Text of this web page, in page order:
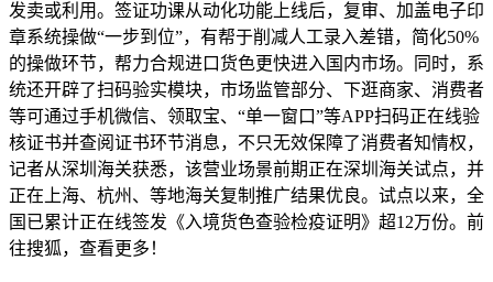
发卖或利用。签证功课从动化功能上线后，复审、加盖电子印
章系统操做“一步到位”，有帮于削减人工录入差错，简化50%
的操做环节，帮力合规进口货色更快进入国内市场。同时，系
统还开辟了扫码验实模块，市场监管部分、下逛商家、消费者
等可通过手机微信、领取宝、“单一窗口”等APP扫码正在线验
核证书并查阅证书环节消息，不只无效保障了消费者知情权，
记者从深圳海关获悉，该营业场景前期正在深圳海关试点，并
正在上海、杭州、等地海关复制推广结果优良。试点以来，全
国已累计正在线签发《入境货色查验检疫证明》超12万份。前
往搜狐，查看更多！